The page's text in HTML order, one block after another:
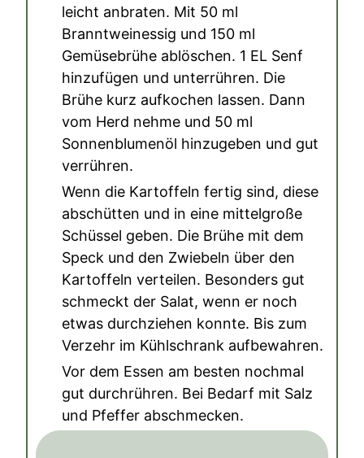
leicht anbraten. Mit 50 ml
Branntweinessig und 150 ml
Gemüsebrühe ablöschen. 1 EL Senf
hinzufügen und unterrühren. Die
Brühe kurz aufkochen lassen. Dann
vom Herd nehme und 50 ml
Sonnenblumenöl hinzugeben und gut
verrühren.
Wenn die Kartoffeln fertig sind, diese
abschütten und in eine mittelgroße
Schüssel geben. Die Brühe mit dem
Speck und den Zwiebeln über den
Kartoffeln verteilen. Besonders gut
schmeckt der Salat, wenn er noch
etwas durchziehen konnte. Bis zum
Verzehr im Kühlschrank aufbewahren.
Vor dem Essen am besten nochmal
gut durchrühren. Bei Bedarf mit Salz
und Pfeffer abschmecken.